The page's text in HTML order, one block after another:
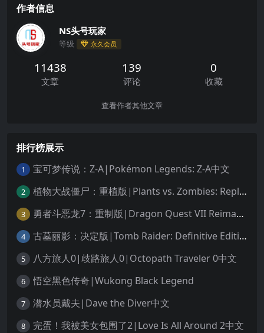
作者信息
NS头号玩家
等级 永久会员
11438
文章
139
评论
0
收藏
查看作者其他文章
排行榜展示
1 宝可梦传说：Z-A|Pokémon Legends: Z-A中文
2 植物大战僵尸：重植版|Plants vs. Zombies: Replanted中文
3 勇者斗恶龙7：重制版|Dragon Quest VII Reimagined中文
4 古墓丽影：决定版|Tomb Raider: Definitive Edition中文
5 八方旅人0|歧路旅人0|Octopath Traveler 0中文
6 悟空黑色传奇|Wukong Black Legend
7 潜水员戴夫|Dave the Diver中文
8 完蛋！我被美女包围了2|Love Is All Around 2中文